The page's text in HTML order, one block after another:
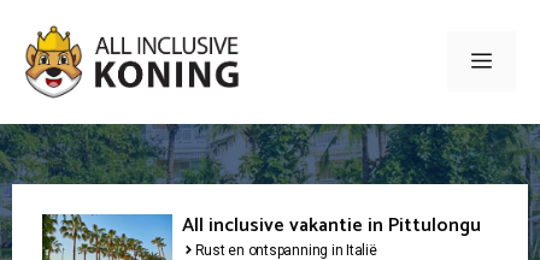
naar
inhoud
Menu
All inclusive vakantie in Pittulongu
Rust en ontspanning in Italië